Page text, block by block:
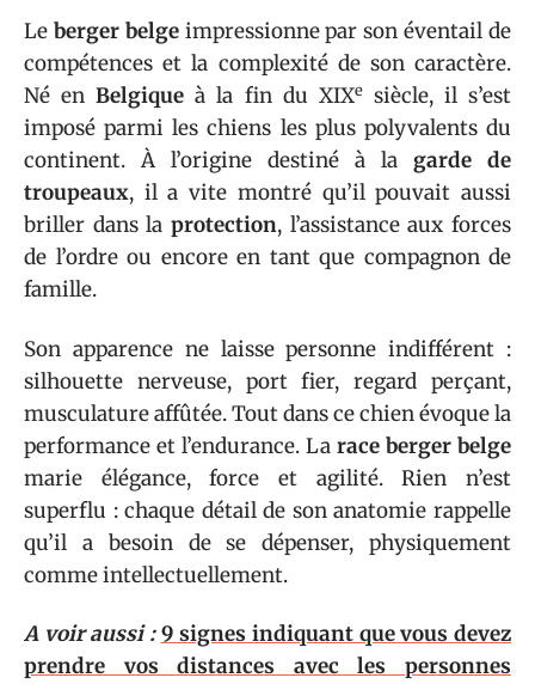
Le berger belgeimpressionne par son éventail de
compétences et la complexité de son caractère.
Né enBelgique à la fin du XIXesiècle, il s’est
imposé parmi les chiens les plus polyvalents du
continent. À l’origine destiné à la garde de
troupeaux, il a vite montré qu’il pouvait aussi
briller dans la protection, l’assistance aux forces
de l’ordre ou encore en tant que compagnon de
famille.
Son apparence ne laisse personne indifférent :
silhouette nerveuse, port fier, regard perçant,
musculature affûtée. Tout dans ce chien évoque la
performance et l’endurance. La race berger belge
marie élégance, force et agilité. Rien n’est
superflu : chaque détail de son anatomie rappelle
qu’il a besoin de se dépenser, physiquement
comme intellectuellement.
A voir aussi : 9 signes indiquant que vous devez
prendre vos distances avec les personnes